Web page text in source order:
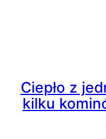
Ciepło z
kilku